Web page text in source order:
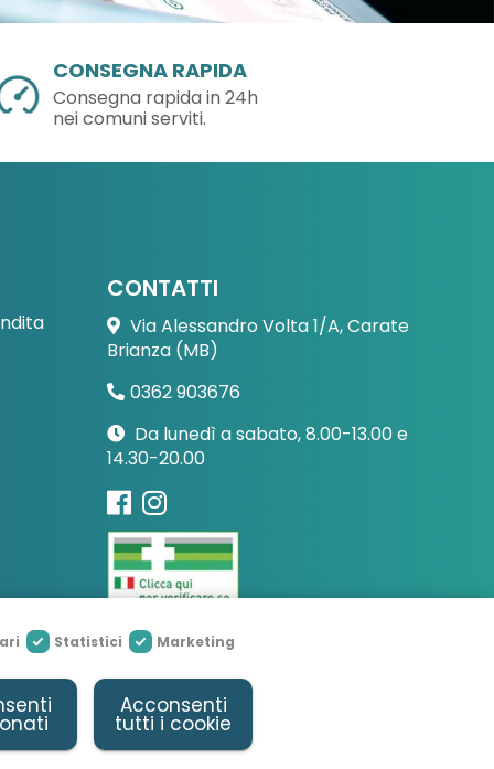
CONSEGNA RAPIDA
Consegna rapida in 24h
nei comuni serviti.
CONTATTI
Via Alessandro Volta 1/A, Carate
Brianza (MB)
0362 903676
Da lunedì a sabato, 8.00-13.00 e
14.30-20.00
Statistici Marketing
Acconsenti
tutti i cookie
By Due Elle Web